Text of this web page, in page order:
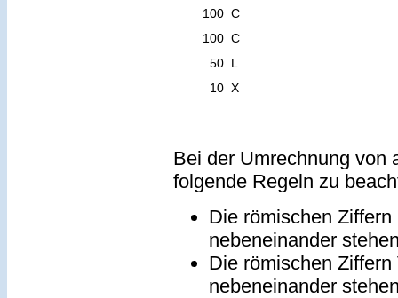
100 C
100 C
50 L
10 X
Bei der Umrechnung von
folgende Regeln zu
Die römischen
nebeneinander
Die römischen
nebeneinander